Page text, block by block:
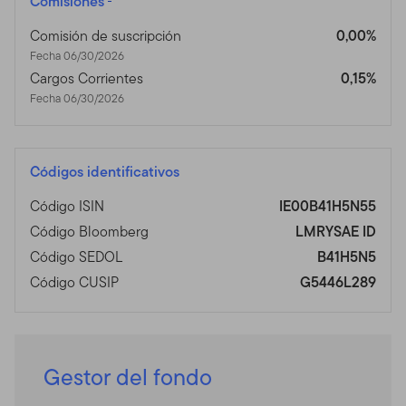
Comisión de suscripción
Fecha 06/30/2026
0,00%
Cargos Corrientes
Fecha 06/30/2026
0,15%
Códigos identificativos
Código ISIN
IE00B41H5N55
Código Bloomberg
LMRYSAE ID
Código SEDOL
B41H5N5
Código CUSIP
G5446L289
Gestor del fondo